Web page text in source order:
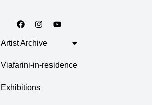
Artist Archive
Viafarini-in-residence
Exhibitions